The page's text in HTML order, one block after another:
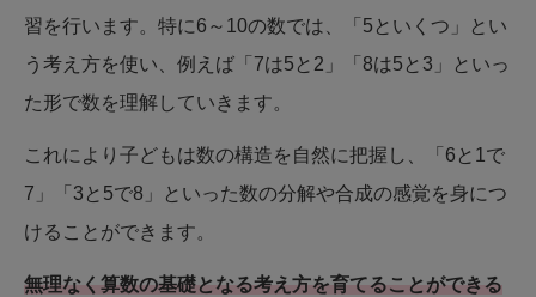
習を行います。特に6～10の数では、「5といくつ」とい
う考え方を使い、例えば「7は5と2」「8は5と3」といっ
た形で数を理解していきます。
これにより子どもは数の構造を自然に把握し、「6と1で
7」「3と5で8」といった数の分解や合成の感覚を身につ
けることができます。
無理なく算数の基礎となる考え方を育てることができる